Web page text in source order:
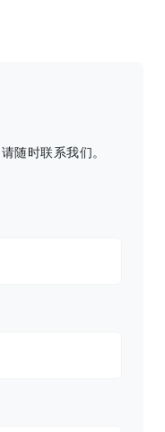
随时联系我们。